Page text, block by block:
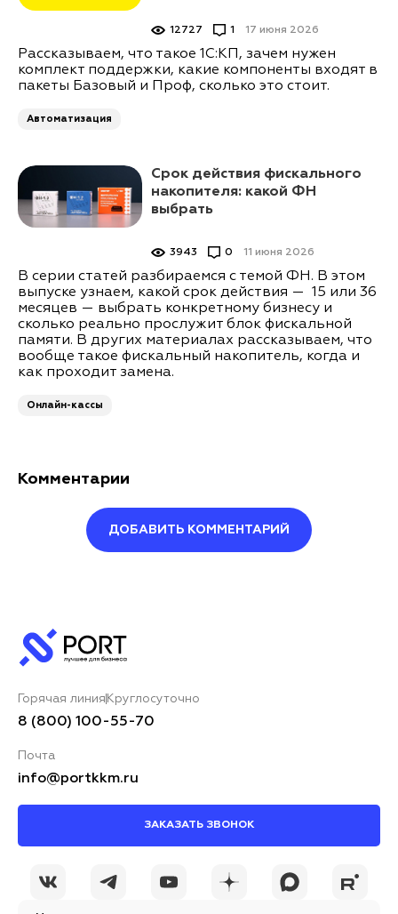
17 июня 2026
12727 1
Рассказываем, что такое 1С:КП, зачем нужен
комплект поддержки, какие компоненты входят в
пакеты Базовый и Проф, сколько это стоит.
Автоматизация
Срок действия фискального
накопителя: какой ФН
выбрать
11 июня 2026
3943 0
В серии статей разбираемся с темой ФН. В этом
выпуске узнаем, какой срок действия — 15 или 36
месяцев — выбрать конкретному бизнесу и
сколько реально прослужит блок фискальной
памяти. В других материалах рассказываем, что
вообще такое фискальный накопитель, когда и
как проходит замена.
Онлайн-кассы
Комментарии
ДОБАВИТЬ КОММЕНТАРИЙ
Ваш комментарий*
конфиденциальности
КОММЕНТАРИЙ
Горячая линия Круглосуточно
8 (800) 100-55-70
Почта
info@portkkm.ru
ЗАКАЗАТЬ ЗВОНОК